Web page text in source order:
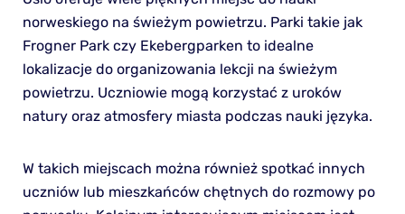
norweskiego na świeżym powietrzu. Parki takie jak
Frogner Park czy Ekebergparken to idealne
lokalizacje do organizowania lekcji na świeżym
powietrzu. Uczniowie mogą korzystać z uroków
natury oraz atmosfery miasta podczas nauki języka.
W takich miejscach można również spotkać innych
uczniów lub mieszkańców chętnych do rozmowy po